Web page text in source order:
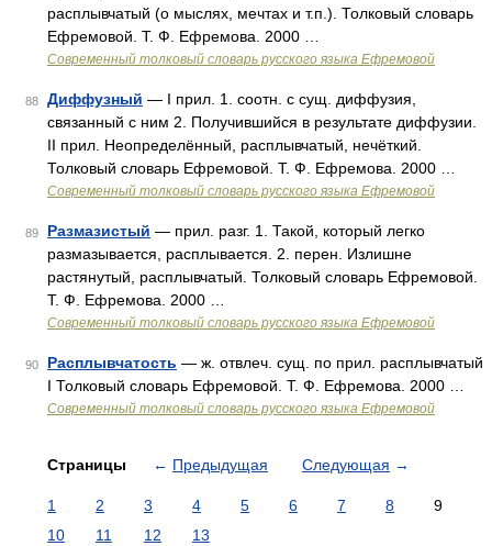
расплывчатый (о мыслях, мечтах и т.п.). Толковый словарь
Ефремовой. Т. Ф. Ефремова. 2000 …
Современный толковый словарь русского языка Ефремовой
88 Диффузный — I прил. 1. соотн. с сущ. диффузия,
связанный с ним 2. Получившийся в результате диффузии.
II прил. Неопределённый, расплывчатый, нечёткий.
Толковый словарь Ефремовой. Т. Ф. Ефремова. 2000 …
Современный толковый словарь русского языка Ефремовой
89 Размазистый — прил. разг. 1. Такой, который легко
размазывается, расплывается. 2. перен. Излишне
растянутый, расплывчатый. Толковый словарь Ефремовой.
Т. Ф. Ефремова. 2000 …
Современный толковый словарь русского языка Ефремовой
90 Расплывчатость — ж. отвлеч. сущ. по прил. расплывчатый
I Толковый словарь Ефремовой. Т. Ф. Ефремова. 2000 …
Современный толковый словарь русского языка Ефремовой
Страницы ← Предыдущая Следующая →
1 2 3 4 5 6 7 8
9
10
11 12 13